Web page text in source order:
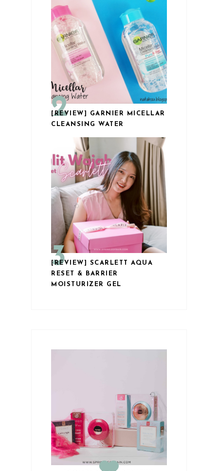
[REVIEW] GARNIER MICELLAR
CLEANSING WATER
[REVIEW] SCARLETT AQUA
RESET & BARRIER
MOISTURIZER GEL